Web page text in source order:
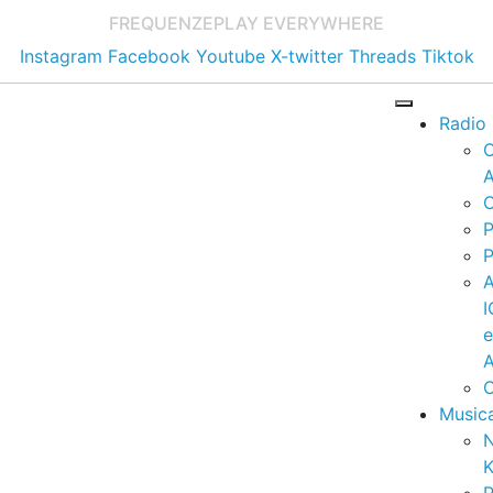
FREQUENZEPLAY EVERYWHERE
Instagram Facebook Youtube X-twitter Threads Tiktok
Radio
e